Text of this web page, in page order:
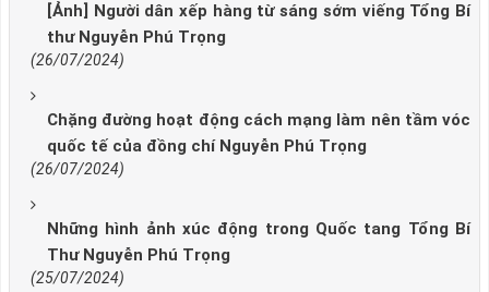
[Ảnh] Người dân xếp hàng từ sáng sớm viếng Tổng Bí
thư Nguyễn Phú Trọng
(26/07/2024)
Chặng đường hoạt động cách mạng làm nên tầm vóc
quốc tế của đồng chí Nguyễn Phú Trọng
(26/07/2024)
Những hình ảnh xúc động trong Quốc tang Tổng Bí
Thư Nguyễn Phú Trọng
(25/07/2024)